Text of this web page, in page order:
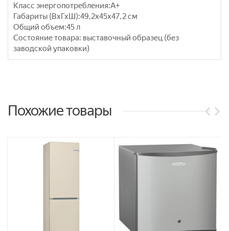
Класс энергопотребления:A+
Габариты (ВхГхШ):49,2х45х47,2 см
Общий объем:45 л
Состояние товара: выставочный образец (без
заводской упаковки)
Похожие товары